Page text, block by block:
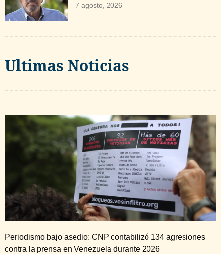
7 agosto, 2026
Ultimas Noticias
Periodismo bajo asedio: CNP contabilizó 134 agresiones
contra la prensa en Venezuela durante 2026